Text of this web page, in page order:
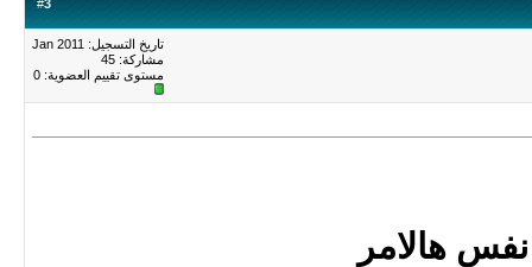
#3
تاريخ التسجيل: Jan 2011
مشاركة: 45
مستوى تقييم العضوية: 0
هالامر